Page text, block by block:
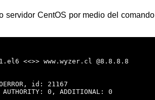
servidor CentOS por medio del comando
<<>> www.wyzer.cl @8.8.8.8
id: 21167
0, ADDITIONAL: 0